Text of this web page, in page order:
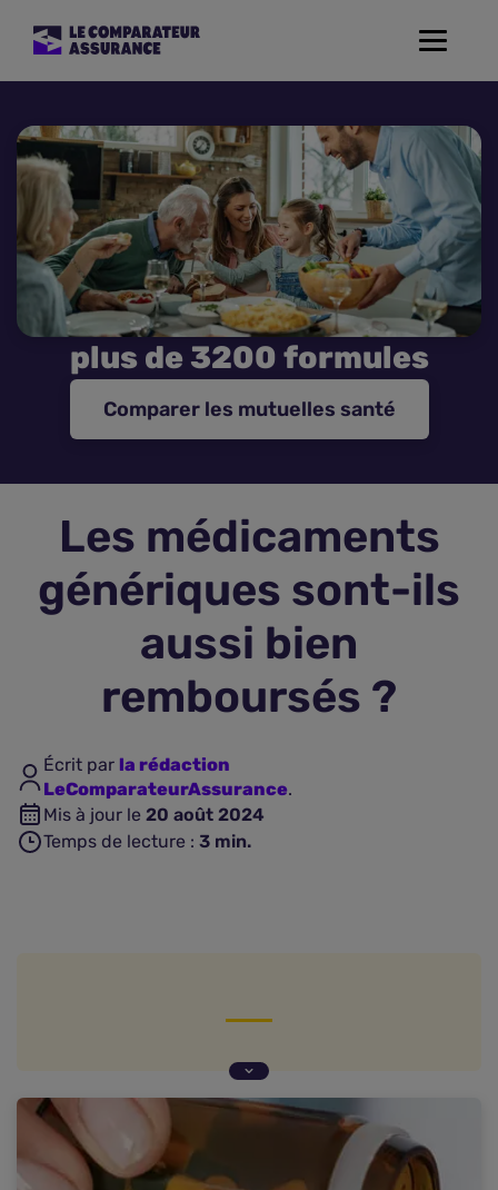
Toggle
Mutuelle Santé
Assurance Moto
Assurance Habitation
Assurance de prêt
Assurance Animaux
Assurance vie
Plus d'assurances
plus de 3200 formules
Comparer les mutuelles santé
Les médicaments
génériques sont-ils
aussi bien
remboursés ?
Écrit par la rédaction
LeComparateurAssurance.
Mis à jour le 20 août 2024
Temps de lecture : 3 min.
Différence de remboursements entre les
médicaments génériques et ceux de marque